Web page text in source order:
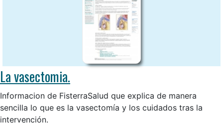
La vasectomia.
Informacion de FisterraSalud que explica de manera
sencilla lo que es la vasectomía y los cuidados tras la
intervención.